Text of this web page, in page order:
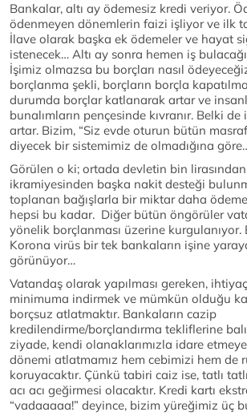
Bankalar, altı ay ödemesiz kredi veriyor.
ödenmeyen dönemlerin faizi işliyor ve ilk
İlave olarak başka ek ödemeler ve hayat
istenecek… Altı ay sonra hemen iş
İşimiz olmazsa bu borçları nasıl
borçlanma şekli, borçların borçla
durumda borçlar katlanarak artar ve
bunalımların pençesinde kıvranır. Belki
artar. Bizim, “Siz evde oturun bütün
diyecek bir sistemimiz de olmadığına
Görülen o ki; ortada devletin bin
ikramiyesinden başka nakit desteği
toplanan bağışlarla bir miktar daha
hepsi bu kadar. Diğer bütün öngörüler
yönelik borçlanması üzerine kurgulanıyor.
Korona virüs bir tek bankaların işine
görünüyor…
Vatandaş olarak yapılması gereken,
minimuma indirmek ve mümkün olduğu
borçsuz atlatmaktır. Bankaların cazip
kredilendirme/borçlandırma tekliflerine
ziyade, kendi olanaklarımızla idare
dönemi atlatmamız hem cebimizi hem de
koruyacaktır. Çünkü tabiri caiz ise, tatlı
acı acı geğirmesi olacaktır. Kredi kartı
“vadaaaaa!” deyince, bizim yüreğimiz üç